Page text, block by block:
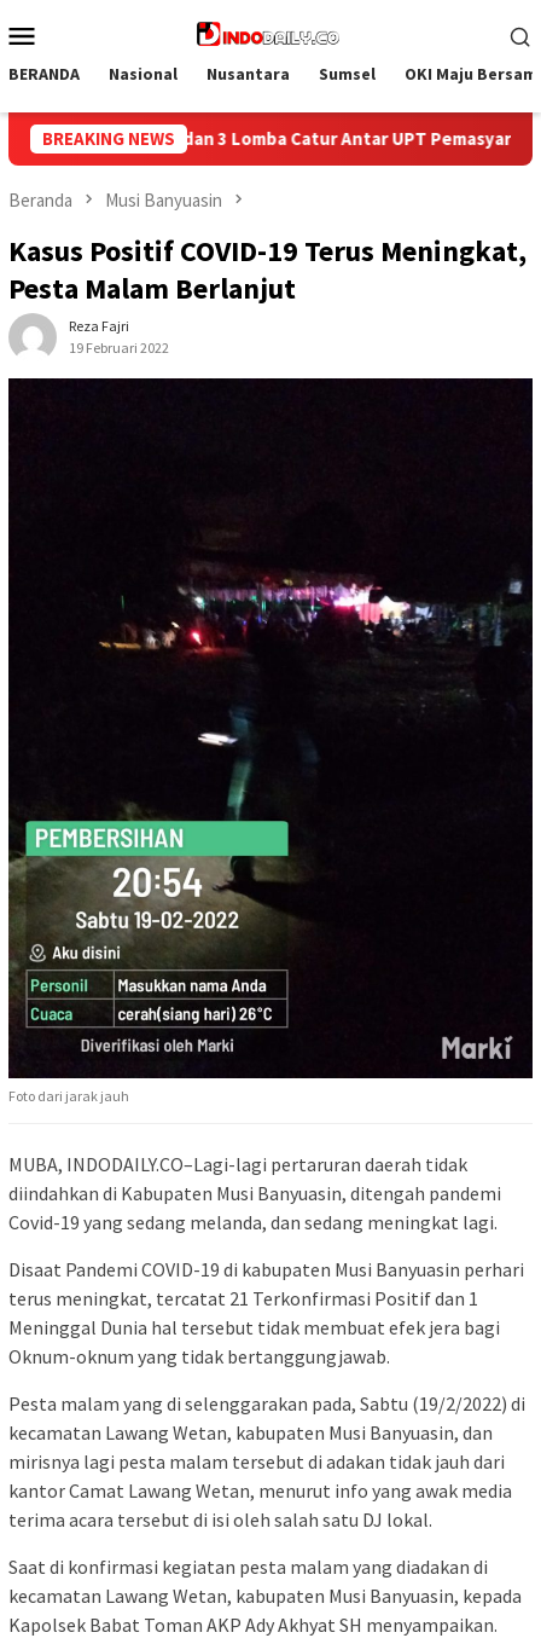
ke
Mobile
BERANDA Nasional Nusantara Sumsel OKI Maju
BREAKING NEWS
UPT Pemasyarakatan se-Palembang Raya Semarak
Beranda Musi Banyuasin
Kasus Positif COVID-19 Terus Meningkat,
Pesta Malam Berlanjut
Reza Fajri
19 Februari 2022
Foto dari jarak jauh
MUBA, INDODAILY.CO–Lagi-lagi pertaruran daerah tidak
diindahkan di Kabupaten Musi Banyuasin, ditengah pandemi
Covid-19 yang sedang melanda, dan sedang meningkat lagi.
Disaat Pandemi COVID-19 di kabupaten Musi Banyuasin perhari
terus meningkat, tercatat 21 Terkonfirmasi Positif dan 1
Meninggal Dunia hal tersebut tidak membuat efek jera bagi
Oknum-oknum yang tidak bertanggungjawab.
Pesta malam yang di selenggarakan pada, Sabtu (19/2/2022) di
kecamatan Lawang Wetan, kabupaten Musi Banyuasin, dan
mirisnya lagi pesta malam tersebut di adakan tidak jauh dari
kantor Camat Lawang Wetan, menurut info yang awak media
terima acara tersebut di isi oleh salah satu DJ lokal.
Saat di konfirmasi kegiatan pesta malam yang diadakan di
kecamatan Lawang Wetan, kabupaten Musi Banyuasin, kepada
Kapolsek Babat Toman AKP Ady Akhyat SH menyampaikan.